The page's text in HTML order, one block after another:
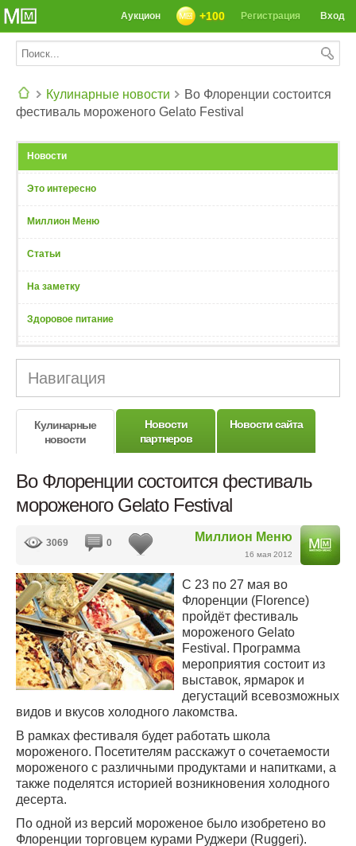
Вход
Регистрация
+100
Аукцион
Кулинарные новости
Во Флоренции состоится
фестиваль мороженого Gelato Festival
Новости
Это интересно
Миллион Меню
Статьи
На заметку
Здоровое питание
Навигация
Кулинарные
новости
Новости
партнеров
Новости сайта
Во Флоренции состоится фестиваль
мороженого Gelato Festival
Миллион Меню
16 мая 2012
3069 0
С 23 по 27 мая во
Флоренции (Florence)
пройдёт фестиваль
мороженого Gelato
Festival. Программа
мероприятия состоит из
выставок, ярмарок и
дегустаций всевозможных
видов и вкусов холодного лакомства.
В рамках фестиваля будет работать школа
мороженого. Посетителям расскажут о сочетаемости
мороженого с различными продуктами и напитками, а
также поделятся историей возникновения холодного
десерта.
По одной из версий мороженое было изобретено во
Флоренции торговцем курами Руджери (Ruggeri).